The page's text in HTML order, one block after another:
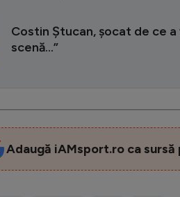
Costin Ștucan, șocat de ce a
scenă...”
Adaugă iAMsport.ro ca